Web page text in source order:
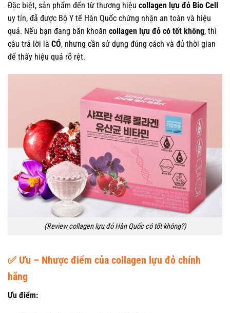
Đặc biệt, sản phẩm đến từ thương hiệu collagen lựu đỏ Bio Cell
uy tín, đã được Bộ Y tế Hàn Quốc chứng nhận an toàn và hiệu
quả. Nếu bạn đang băn khoăn collagen lựu đỏ có tốt không, thì
câu trả lời là CÓ, nhưng cần sử dụng đúng cách và đủ thời gian
để thấy hiệu quả rõ rệt.
(Review collagen lựu đỏ Hàn Quốc có tốt không?)
✅ Ưu – Nhược điểm của collagen lựu đỏ chính
hãng
Ưu điểm: